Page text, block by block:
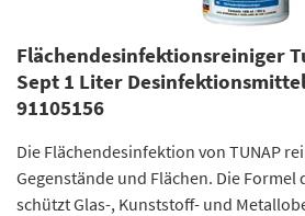
Flächendesinfektionsreiniger
Sept 1 Liter Desinfektionsmittel
91105156
Die Flächendesinfektion von TUNAP
Gegenstände und Flächen. Die
schützt Glas-, Kunststoff- und